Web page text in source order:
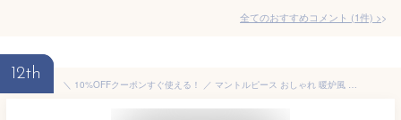
全てのおすすめコメント (1件) >
12th
＼ 10%OFFクーポンすぐ使える！ ／ マントルピース おしゃれ 暖炉風 アンティーク 韓国 韓国風 ホワイト 白 木製 天然木 グッズ ディスプレイ 棚 幅100cm 高さ73cm 北欧 カワイイ 可愛い お洒落 かわいい 女の子 女子 オシャレ 収納 ブラウン 韓国インテリア 茶色